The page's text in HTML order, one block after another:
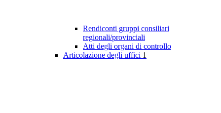
Rendiconti gruppi consiliari
regionali/provinciali
Atti degli organi di controllo
Articolazione degli uffici 1